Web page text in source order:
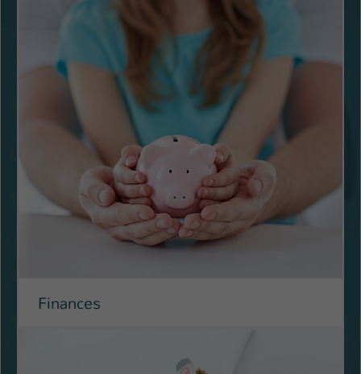
Finances
be_typo_user
Anbieter
Laufzeit 1 Tag
Dieser Cookie teilt der Webseite mit, ob
ein Besucher im Typo3-Backend
angemeldet ist und Rechte besitzt diese
zu verwalten.